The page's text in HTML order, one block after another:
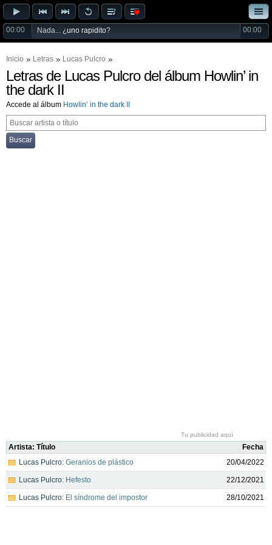
00:00 Nada... ¿uno rapidito? 00:00
Inicio Letras Lucas Pulcro
Letras de Lucas Pulcro del álbum Howlin’ in
the dark II
Accede al álbum Howlin’ in the dark II
Buscar
Tu publicidad aquí
Artista: Título
Fecha
Lucas Pulcro: Geranios de plástico 20/04/2022
Lucas Pulcro: Hefesto 22/12/2021
Lucas Pulcro: El síndrome del impostor 28/10/2021